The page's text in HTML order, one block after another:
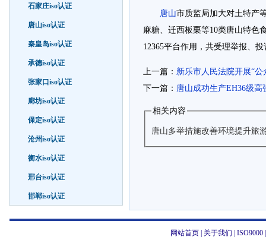
石家庄iso认证
唐山iso认证
秦皇岛iso认证
承德iso认证
张家口iso认证
廊坊iso认证
保定iso认证
沧州iso认证
衡水iso认证
邢台iso认证
邯郸iso认证
唐山市质监局加大对土特产
麻糖、迁西板栗等10类唐山特色
12365平台作用，共受理举报、
上一篇： 新乐市人民法院开展“公
下一篇： 唐山成功生产EH36级高
相关内容
唐山多举措施改善环境提升旅
网站首页| 关于我们 ISO9000